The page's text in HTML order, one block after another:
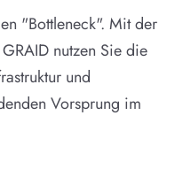
"Bottleneck". Mit der
nutzen Sie die
und
Vorsprung im